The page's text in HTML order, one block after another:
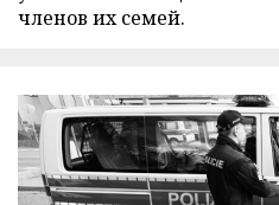
членов их семей.